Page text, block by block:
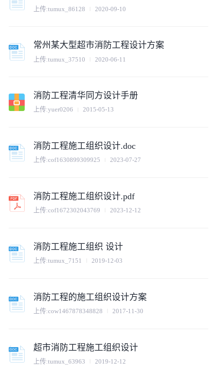
上传:tumux_86128 2020-09-10
常州某大型超市消防工程设计方案
上传:tumux_37510 2020-06-11
消防工程清华同方设计手册
上传:yuer0206 2015-05-13
消防工程施工组织设计.doc
上传:cof1630899309925 2023-07-27
消防工程施工组织设计.pdf
上传:cof1672302043769 2023-12-12
消防工程施工组织 设计
上传:tumux_7151 2019-12-03
消防工程的施工组织设计方案
上传:cow1467878348828 2017-11-30
超市消防工程施工组织设计
上传:tumux_63963 2019-12-12